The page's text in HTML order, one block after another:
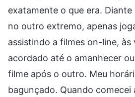
exatamente o que era.
no outro extremo, apenas
assistindo a filmes on-line, às
acordado até o amanhecer
filme após o outro. Meu
bagunçado. Quando comecei